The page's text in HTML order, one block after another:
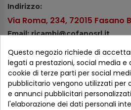
Indirizzo:
Via Roma, 234, 72015 Fasano
Email: ricambi@cofanosrl.it
Tel.: +39 080 44 13 478
WhatsApp: +39 334 98 51 100
Metodi di pagamento
Questo negozio richiede di
legati a prestazioni, social media e
cookie di terze parti per social
pubblicitario vengono utilizzati per
e annunci pubblicitari
l'elaborazione dei dati personali